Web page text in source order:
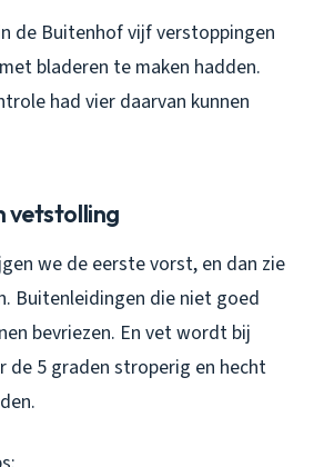
de Buitenhof vijf verstoppingen
bladeren te maken hadden.
had vier daarvan kunnen
vetstolling
we de eerste vorst, en dan zie
Buitenleidingen die niet goed
bevriezen. En vet wordt bij
de 5 graden stroperig en hecht